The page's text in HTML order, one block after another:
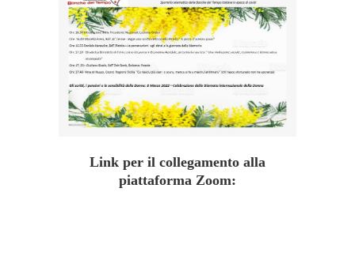
Italiane
–
del
marzo
Link per il collegamento alla
piattaforma Zoom: